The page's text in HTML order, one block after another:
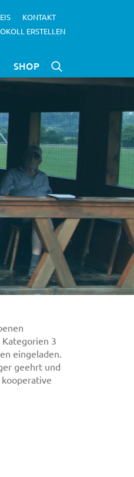
KONTAKT
ERSTELLEN
SHOP
3
eingeladen.
geehrt und